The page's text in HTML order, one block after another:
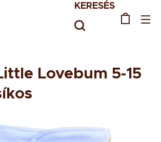
KERESÉS
Lovebum 5-15